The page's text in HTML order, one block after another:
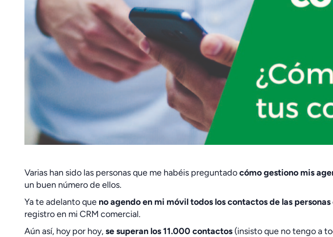
Varias han sido las personas que me habéis preguntadocómo gestiono mis
un buen número de ellos.
Ya te adelanto que no agendo en mi móvil todos los contactos de las
registro en mi CRM comercial.
Aún así, hoy por hoy,se superan los 11.000 contactos (insisto que no tengo a